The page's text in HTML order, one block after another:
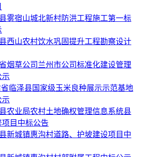
雾宿山城北新村防洪工程施工第一标
西山农村饮水巩固提升工程勘察设计
烟草公司兰州市公司标准化建设管理
示
临泽县国家级玉米良种展示示范基地
示
农业局农村土地确权管理信息系统县
目中标公告
新城镇惠沟村道路、护坡建设项目中